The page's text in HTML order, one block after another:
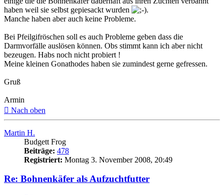
haben weil sie selbst gepiesackt wurden
.
Manche haben aber auch keine Probleme.
Bei Pfeilgifröschen soll es auch Probleme geben dass die
Darmvorfälle auslösen können. Obs stimmt kann ich aber nicht
bezeugen. Habs noch nicht probiert !
Meine kleinen Gonathodes haben sie zumindest gerne gefressen.
Gruß
Armin
Nach oben
Martin H.
Budgett Frog
Beiträge: 478
Registriert: Montag 3. November 2008, 20:49
Re: Bohnenkäfer als Aufzuchtfutter